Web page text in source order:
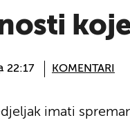
22:17 KOMENTARI
imati